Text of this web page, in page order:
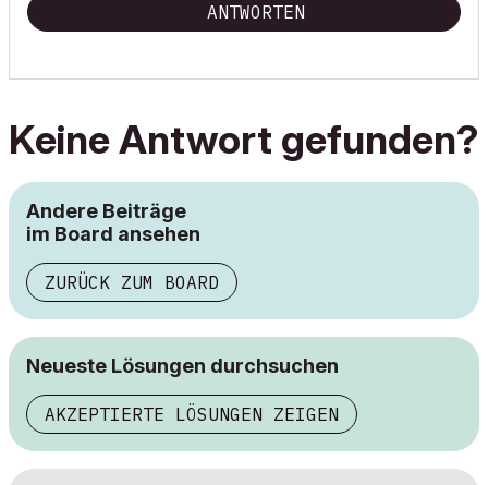
ANTWORTEN
Keine Antwort gefunden?
Andere Beiträge
im Board ansehen
ZURÜCK ZUM BOARD
Neueste Lösungen durchsuchen
AKZEPTIERTE LÖSUNGEN ZEIGEN